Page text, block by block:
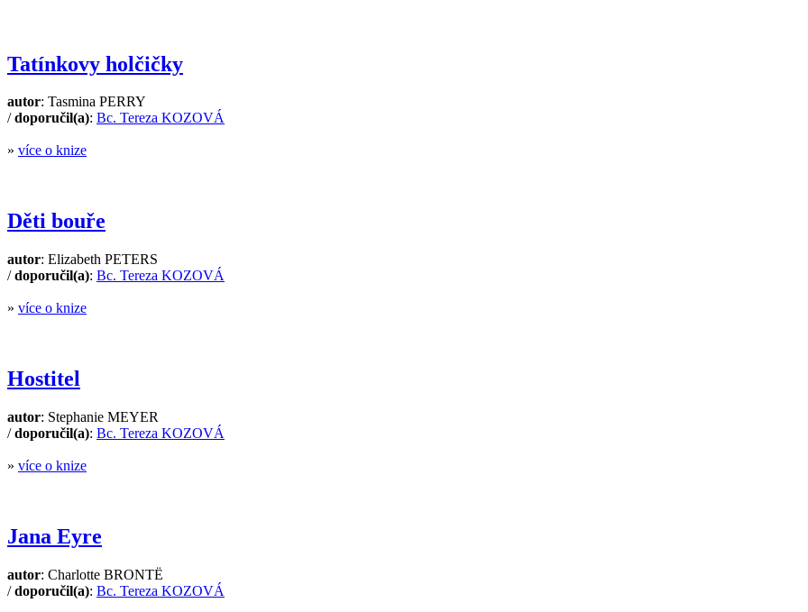
Tatínkovy holčičky
autor: Tasmina PERRY
/doporučil(a): Bc. Tereza KOZOVÁ
» více o knize
Děti bouře
autor: Elizabeth PETERS
/doporučil(a): Bc. Tereza KOZOVÁ
» více o knize
Hostitel
autor: Stephanie MEYER
/doporučil(a): Bc. Tereza KOZOVÁ
» více o knize
Jana Eyre
autor: Charlotte BRONTË
/doporučil(a): Bc. Tereza KOZOVÁ